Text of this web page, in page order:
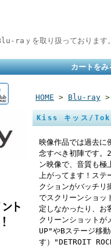
raｙを取り扱っております
カートをみ
HOME > Blu-ray >
Kiss キッス/
映像作品では過去に
念すべき初陣です。
ン映像で、音質も極
上がってます！ステ
クションがバッチリ
でスクリーンショッ
定しなかったり、お
クリーンショット
UP"やBステージ移
す）"DETROIT